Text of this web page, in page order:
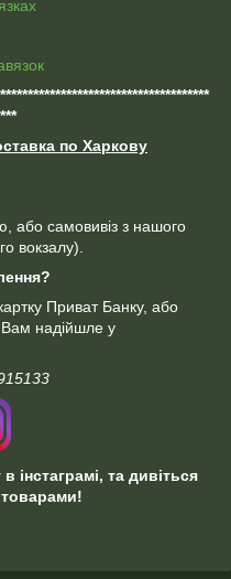
по Харкову
або самовивіз з нашого
вокзалу).
Приват Банку, або
надійшле у
інстаграмі, та дивіться